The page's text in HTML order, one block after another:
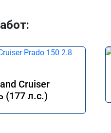
Cruiser
(177 л.с.)